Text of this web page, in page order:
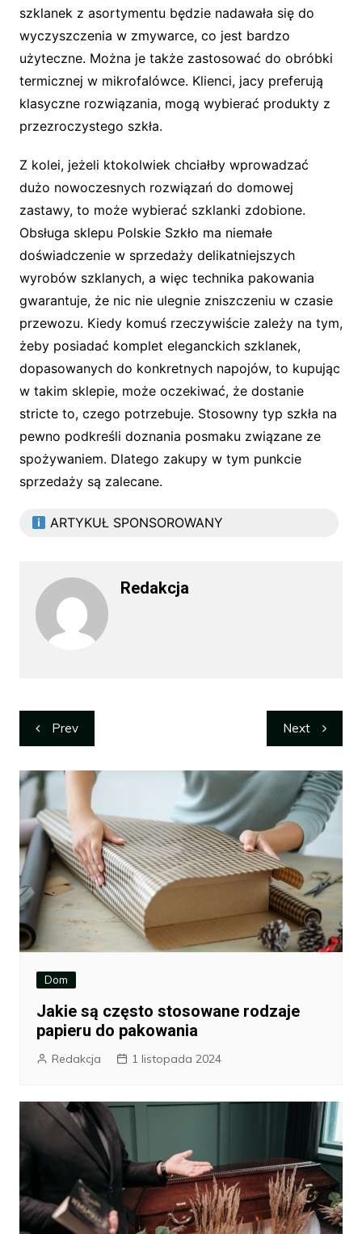
szklanek z asortymentu będzie nadawała się do
wyczyszczenia w zmywarce, co jest bardzo
użyteczne. Można je także zastosować do obróbki
termicznej w mikrofalówce. Klienci, jacy preferują
klasyczne rozwiązania, mogą wybierać produkty z
przezroczystego szkła.
Z kolei, jeżeli ktokolwiek chciałby wprowadzać
dużo nowoczesnych rozwiązań do domowej
zastawy, to może wybierać szklanki zdobione.
Obsługa sklepu Polskie Szkło ma niemałe
doświadczenie w sprzedaży delikatniejszych
wyrobów szklanych, a więc technika pakowania
gwarantuje, że nic nie ulegnie zniszczeniu w czasie
przewozu. Kiedy komuś rzeczywiście zależy na tym,
żeby posiadać komplet eleganckich szklanek,
dopasowanych do konkretnych napojów, to kupując
w takim sklepie, może oczekiwać, że dostanie
stricte to, czego potrzebuje. Stosowny typ szkła na
pewno podkreśli doznania posmaku związane ze
spożywaniem. Dlatego zakupy w tym punkcie
sprzedaży są zalecane.
ARTYKUŁ SPONSOROWANY
Redakcja
Nawigacja
wpisu
Prev Next
Dom
Jakie są często stosowane rodzaje
papieru do pakowania
Redakcja 1 listopada 2024